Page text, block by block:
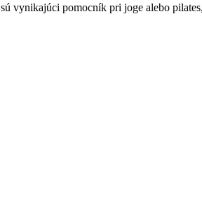
vynikajúci pomocník pri joge alebo